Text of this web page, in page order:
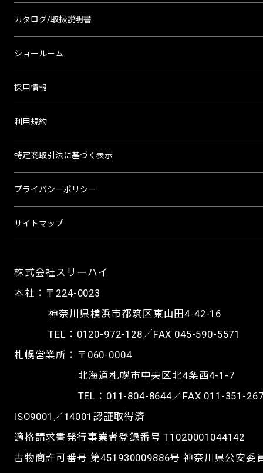
株式会社スリーハイ
本社：〒224-0023
神奈川県横浜市都筑区東山田4-42-16
TEL： 0120-972-128／FAX 045-590-5571
札幌営業所：〒060-0004
北海道札幌市中央区北4条西4-1-7
TEL： 011-804-8644／FAX 011-351-
ISO9001／14001認証取得済
適格請求書発行事業者登録番号 T1020001044142
古物商許可番号 第451930009886号 神奈川県公安委
カタログ/取扱説明書
ショールーム
採用情報
利用規約
特定商取引法に基づく表示
プライバシーポリシー
サイトマップ